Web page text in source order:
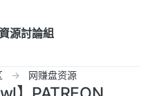
源討論組
网赚盘资源